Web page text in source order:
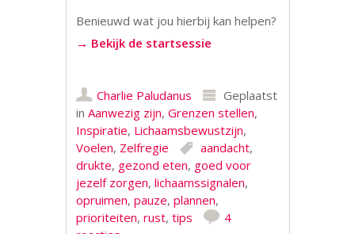
Benieuwd wat jou hierbij kan helpen?
→ Bekijk de startsessie
Charlie Paludanus
Geplaatst
inAanwezig zijn,Grenzen stellen,
Inspiratie, Lichaamsbewustzijn,
Voelen, Zelfregie aandacht,
drukte, gezond eten, goed voor
jezelf zorgen,lichaamssignalen,
opruimen,pauze,plannen,
prioriteiten,rust,tips
4